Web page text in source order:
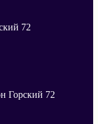
72
Горский 72